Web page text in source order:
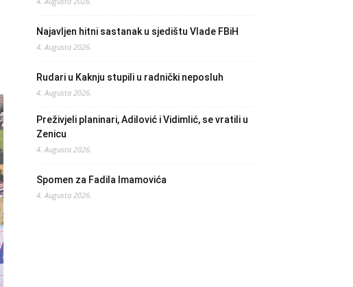
Najavljen hitni sastanak u sjedištu Vlade FBiH
4. Augusta 2026.
Rudari u Kaknju stupili u radnički neposluh
4. Augusta 2026.
Preživjeli planinari, Adilović i Vidimlić, se vratili u
Zenicu
4. Augusta 2026.
Spomen za Fadila Imamovića
4. Augusta 2026.